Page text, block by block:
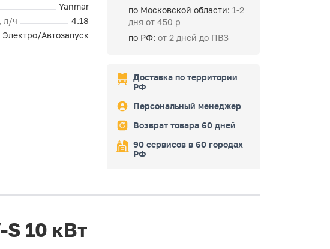
Yanmar
л/ч
4.18
Электро/Автозапуск
по Московской области: 1-2
дня от 450 р
по РФ: от 2 дней до ПВЗ
Доставка по территории
РФ
Персональный менеджер
Возврат товара 60 дней
90 сервисов в 60 городах
РФ
10 кВт